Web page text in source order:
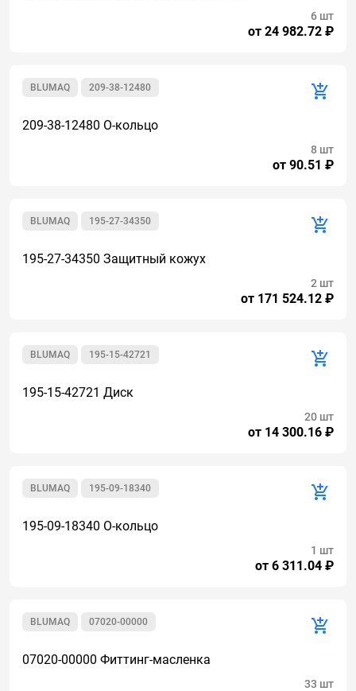
от 24 982.72 ₽
6 шт
209-38-12480
BLUMAQ
209-38-12480 О-кольцо
от 90.51 ₽
8 шт
195-27-34350
BLUMAQ
195-27-34350 Защитный кожух
от 171 524.12 ₽
2 шт
195-15-42721
BLUMAQ
195-15-42721 Диск
от 14 300.16 ₽
20 шт
195-09-18340
BLUMAQ
195-09-18340 О-кольцо
от 6 311.04 ₽
1 шт
07020-00000
BLUMAQ
07020-00000 Фиттинг-масленка
33 шт